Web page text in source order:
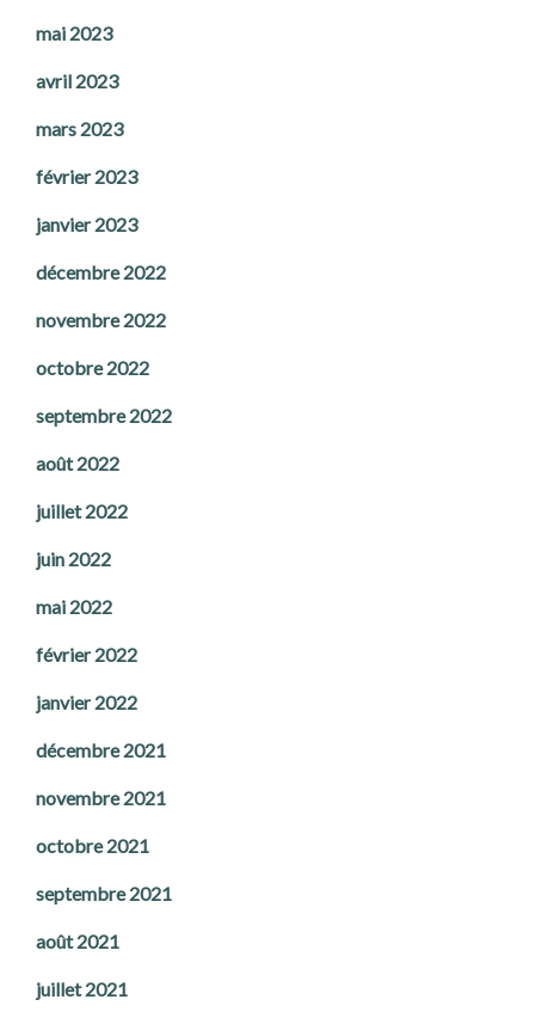
mai 2023
avril 2023
mars 2023
février 2023
janvier 2023
décembre 2022
novembre 2022
octobre 2022
septembre 2022
août 2022
juillet 2022
juin 2022
mai 2022
février 2022
janvier 2022
décembre 2021
novembre 2021
octobre 2021
septembre 2021
août 2021
juillet 2021